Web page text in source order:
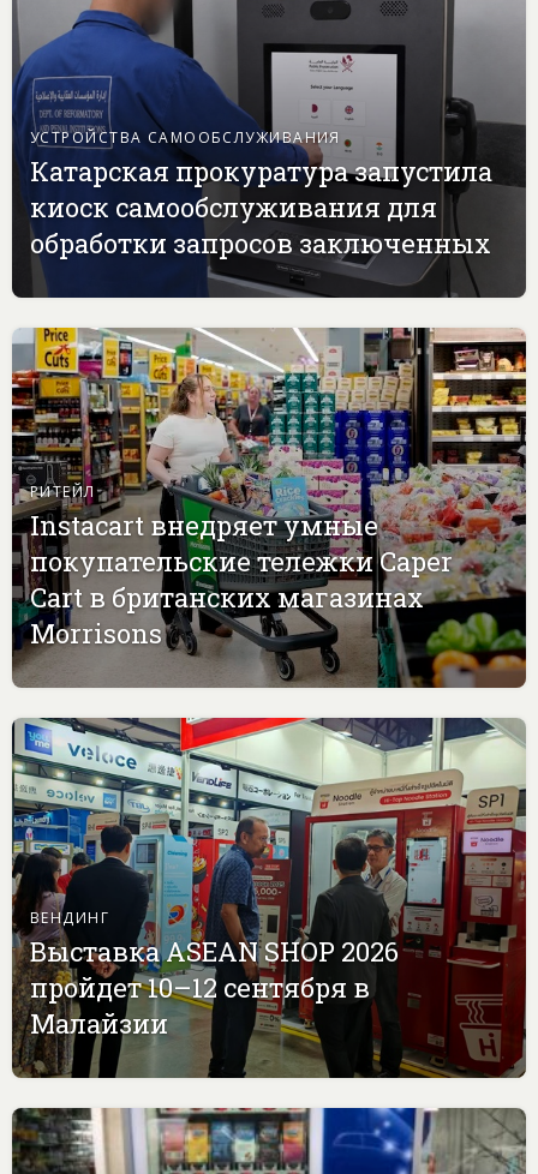
УСТРОЙСТВА САМООБСЛУЖИВАНИЯ
Катарская прокуратура запустила
киоск самообслуживания для
обработки запросов заключенных
РИТЕЙЛ
Instacart внедряет умные
покупательские тележки Caper
Cart в британских магазинах
Morrisons
ВЕНДИНГ
Выставка ASEAN SHOP 2026
пройдет 10–12 сентября в
Малайзии